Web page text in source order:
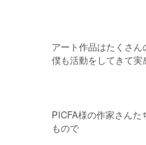
アート作品はたくさ
僕も活動をしてきて実
PICFA様の作家さん
もので